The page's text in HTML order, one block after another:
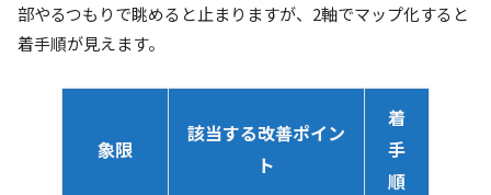
部やるつもりで眺めると止まりますが、2軸でマップ化すると
着手順が見えます。
象限
該当する改善ポイン
ト
着
手
順